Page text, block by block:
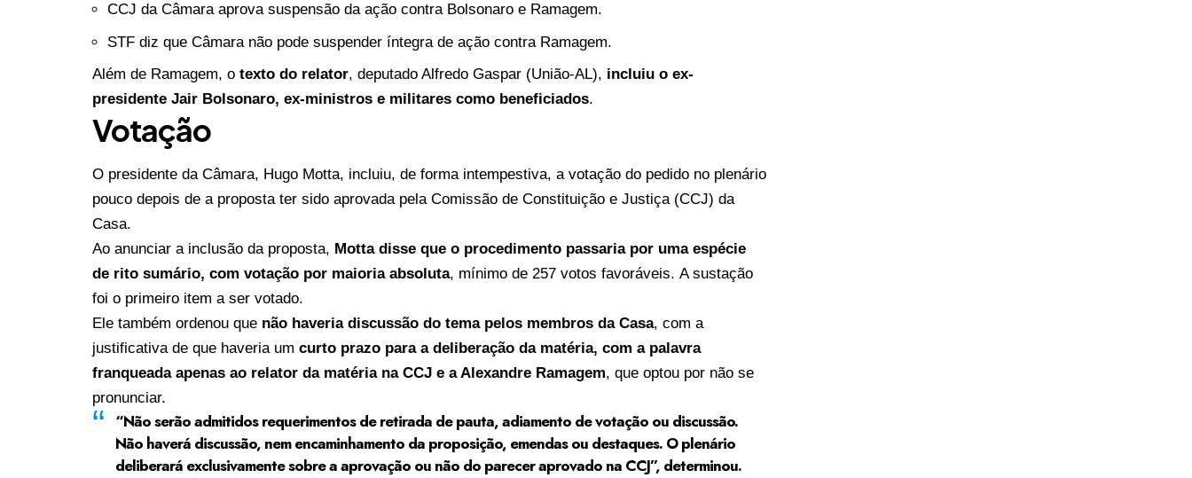
CCJ da Câmara aprova suspensão da ação contra Bolsonaro e Ramagem.
STF diz que Câmara não pode suspender íntegra de ação contra Ramagem.
Além de Ramagem, otexto do relator, deputado Alfredo Gaspar (União-AL), incluiu o ex-
presidente Jair Bolsonaro, ex-ministros e militares como beneficiados.
Votação
O presidente da Câmara, Hugo Motta, incluiu, de forma intempestiva, a votação do pedido no plenário
pouco depois de a proposta ter sido aprovada pela Comissão de Constituição e Justiça (CCJ) da
Casa.
Ao anunciar a inclusão da proposta, Motta disse que o procedimento passaria por uma espécie
de rito sumário, com votação por maioria absoluta, mínimo de 257 votos favoráveis. A sustação
foi o primeiro item a ser votado.
Ele também ordenou que não haveria discussão do tema pelos membros da Casa, com a
justificativa de que haveria um curto prazo para a deliberação da matéria, com a palavra
franqueada apenas ao relator da matéria na CCJ e a Alexandre Ramagem, que optou por não se
pronunciar.
“Não serão admitidos requerimentos de retirada de pauta, adiamento de votação ou discussão.
Não haverá discussão, nem encaminhamento da proposição, emendas ou destaques. O plenário
deliberará exclusivamente sobre a aprovação ou não do parecer aprovado na CCJ”, determinou.